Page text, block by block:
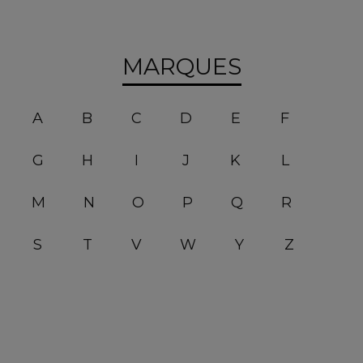
MARQUES
A B C D E F
G H I J K L
M N O P Q R
S T V W Y Z